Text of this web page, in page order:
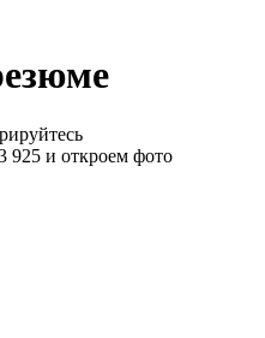
925 и откроем фото